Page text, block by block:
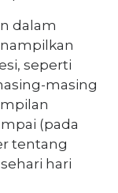
dalam
seperti
masing
(pada
tentang
hari